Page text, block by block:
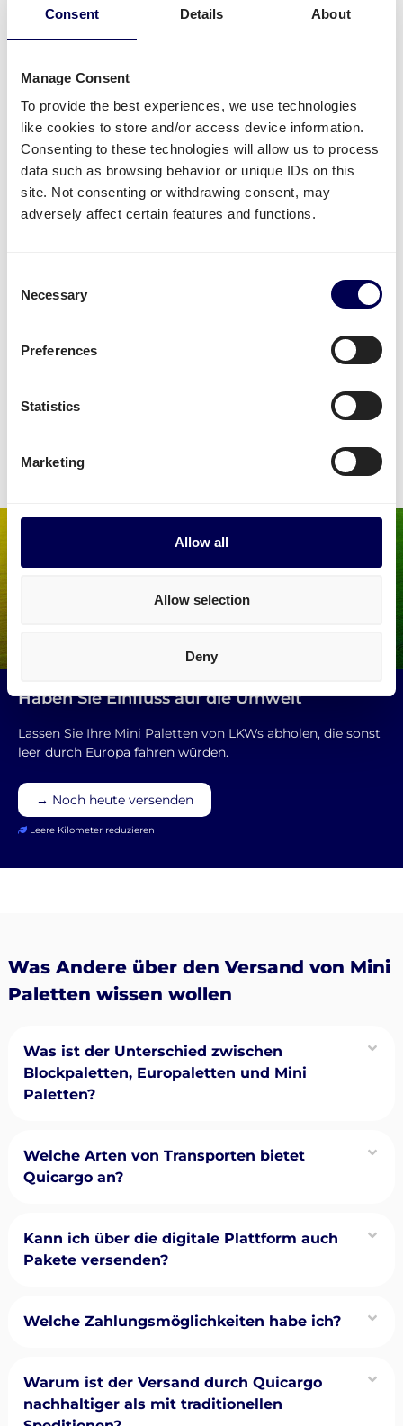
Consent Details About
Manage Consent
To provide the best experiences, we use technologies
like cookies to store and/or access device information.
Consenting to these technologies will allow us to process
data such as browsing behavior or unique IDs on this
site. Not consenting or withdrawing consent, may
adversely affect certain features and functions.
Selection
Necessary
Preferences
Statistics
Marketing
Allow all
Allow selection
Deny
dem Versand. So einfach ist das! Mit unseren
Plattformtarifensparen Sie 30 % der
sogarDeal-Raten
20% sparen!
Geben Sie lediglich einige Details zur Lieferung der
Mini Paletten ein und alles andere wird für Sie
erledigt. Genießen Sie einen 100% digitalen Prozess.
Wir kümmern uns für Sie um den gesamten
Transport!
versenden?
Vertrauen Sie auf Quicargo als Ihren
Haben Sie Einfluss auf die Umwelt
Lassen Sie Ihre Mini Paletten von LKWs abholen, die sonst
leer durch Europa fahren würden.
→ Noch heute versenden
Leere Kilometer reduzieren
Was Andere über den Versand von Mini
Paletten wissen wollen
Was ist der Unterschied zwischen
Blockpaletten, Europaletten und Mini
Paletten?
Welche Arten von Transporten bietet
Quicargo an?
Kann ich über die digitale Plattform auch
Pakete versenden?
Welche Zahlungsmöglichkeiten habe ich?
Warum ist der Versand durch Quicargo
nachhaltiger als mit traditionellen